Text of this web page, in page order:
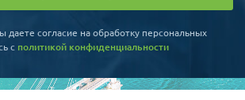
даете согласие на обработку персональных
c политикой конфиденциальности